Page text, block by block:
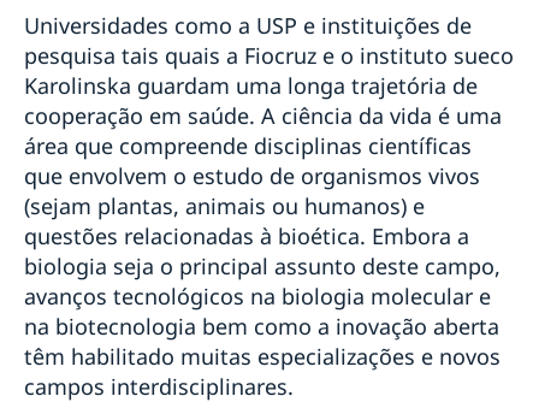
Universidades como a USP e instituições de
pesquisa tais quais a Fiocruz e o instituto sueco
Karolinska guardam uma longa trajetória de
cooperação em saúde. A ciência da vida é uma
área que compreende disciplinas científicas
que envolvem o estudo de organismos vivos
(sejam plantas, animais ou humanos) e
questões relacionadas à bioética. Embora a
biologia seja o principal assunto deste campo,
avanços tecnológicos na biologia molecular e
na biotecnologia bem como a inovação aberta
têm habilitado muitas especializações e novos
campos interdisciplinares.